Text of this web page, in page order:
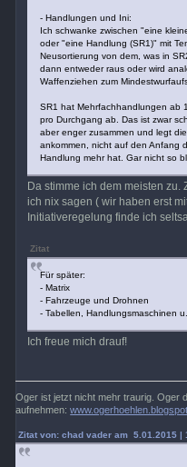
- Handlungen und Ini:
Ich schwanke zwischen "eine
oder "eine Handlung (SR1)" mit
Neusortierung von dem, was in
dann entweder raus oder wird
Waffenziehen zum
SR1 hat Mehrfachhandlungen ab
pro Durchgang ab. Das ist zwar
aber enger zusammen und legt
ankommen, nicht auf den Anfang
Handlung mehr hat. Gar nicht so
Da stimme ich dem meisten
ich nix sagen ( wir haben erst
Initiativeregelung finde ich
Zitat
Für später:
- Matrix
- Fahrzeuge und Drohnen
- Tabellen, Handlungsmaschinen
Ich freue mich drauf!
Oger ist jetzt nicht mehr traurig. Oger
aufnehmen:
Zitat von: chad vader am 5.01.2015 |